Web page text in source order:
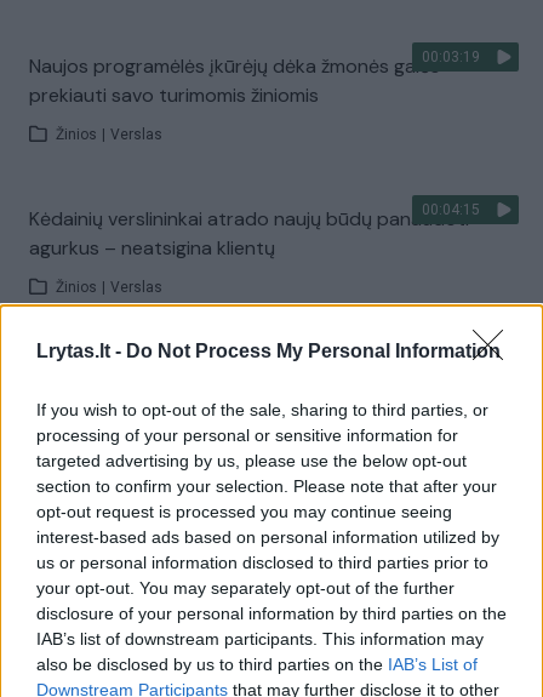
Lrytas.lt - Do Not Process My Personal Information
If you wish to opt-out of the sale, sharing to third parties, or
processing of your personal or sensitive information for
targeted advertising by us, please use the below opt-out
section to confirm your selection. Please note that after your
opt-out request is processed you may continue seeing
interest-based ads based on personal information utilized by
us or personal information disclosed to third parties prior to
your opt-out. You may separately opt-out of the further
disclosure of your personal information by third parties on the
IAB’s list of downstream participants. This information may
also be disclosed by us to third parties on the IAB’s List of
Downstream Participants that may further disclose it to other
00:03:19
Naujos programėlės įkūrėjų dėka žmonės galės
prekiauti savo turimomis žiniomis
Žinios Verslas
00:04:15
Kėdainių verslininkai atrado naujų būdų panaudoti
agurkus – neatsigina klientų
Žinios Verslas
00:03:31
pasidalijo jautriomis istorijomis
Žinios | Verslas
00:02:40
Norimo darbo neradusi emigrantė ėmė siūlyti paslaugą,
dėl kurios neatsigina šeimų skambučių
Žinios | Verslas
00:03:13
Verslininkės sukurtas natūralus higienos produktas